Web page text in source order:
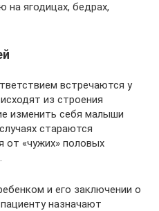
ягодицах, бедрах,
встречаются у
из строения
изменить себя малыши
стараются
от «чужих» половых
и его заключении о
назначают